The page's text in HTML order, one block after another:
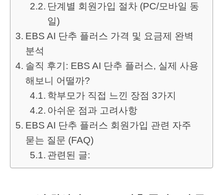
단계별 회원가입 절차 (PC/모바일 동
일)
EBS AI 단추 플러스 가격 및 요금제 완벽
분석
솔직 후기: EBS AI 단추 플러스, 실제 사용
해보니 어떨까?
학부모가 직접 느낀 장점 3가지
아쉬운 점과 고려사항
EBS AI 단추 플러스 회원가입 관련 자주
묻는 질문 (FAQ)
관련된 글: